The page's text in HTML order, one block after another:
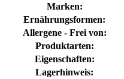
Marken:
Ernährungsformen:
Allergene - Frei von:
Produktarten:
Eigenschaften:
Lagerhinweis: